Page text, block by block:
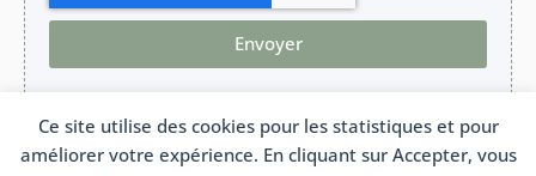
Ce site utilise des cookies pour les statistiques et pour
améliorer votre expérience. En cliquant sur Accepter, vous
Envoyer